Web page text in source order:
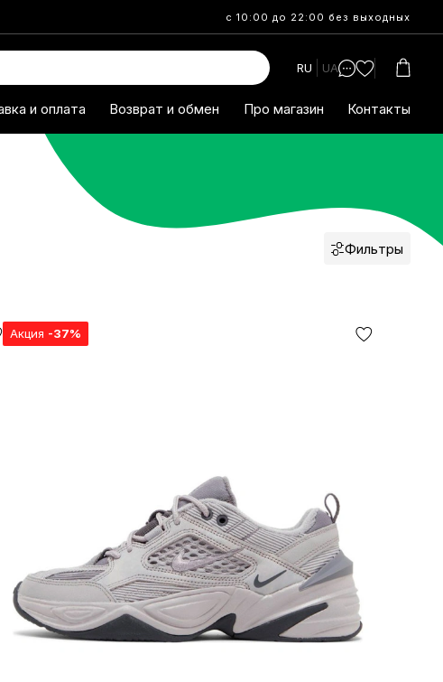
с 10:00 до 22:00 без выходных
RU UA
и оплата Возврат и обмен Про магазин Контакты
Фильтры
Акция -37%